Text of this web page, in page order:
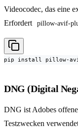
Videocodec, das eine
Erfordert
pillow-avif-
pip install pillow-
DNG (Digital
DNG ist Adobes
Testzwecken